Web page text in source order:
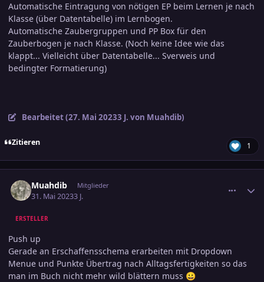
Automatische Eintragung von nötigen EP beim Lernen je nach
Klasse (über Datentabelle) im Lernbogen.
Automatische Zaubergruppen und PP Box für den
Zauberbogen je nach Klasse. (Noch keine Idee wie das
klappt... Vielleicht über Datentabelle... Sverweis und
bedingter Formatierung)
Bearbeitet (27. Mai 20233 J. von Muahdib)
Zitieren 1
Muahdib Mitglieder
31. Mai 20233 J.
ERSTELLER
Push up
Gerade an Erschaffensschema erarbeiten mit Dropdown
Menue und Punkte Übertrag nach Alltagsfertigkeiten so das
man im Buch nicht mehr wild blättern muss 😀